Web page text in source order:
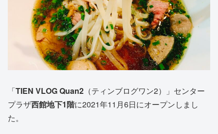
「TIEN VLOG Quan2 （ティンブログワン2）」センター
プラザ西館地下1階に2021年11月6日にオープンしまし
た。